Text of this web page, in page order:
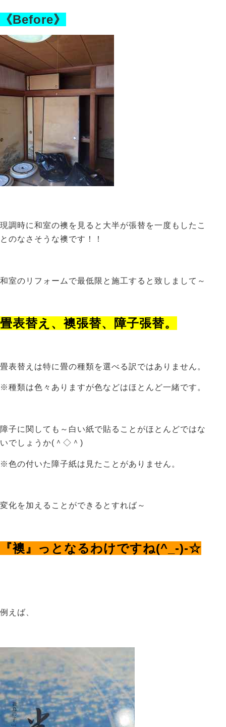
《Before》
現調時に和室の襖を見ると大半が張替を一度もしたこ
とのなさそうな襖です！！
和室のリフォームで最低限と施工すると致しまして～
畳表替え、襖張替、障子張替。
畳表替えは特に畳の種類を選べる訳ではありません。
※種類は色々ありますが色などはほとんど一緒です。
障子に関しても～白い紙で貼ることがほとんどではな
いでしょうか(＾◇＾)
※色の付いた障子紙は見たことがありません。
変化を加えることができるとすれば～
『襖』っとなるわけですね(^_-)-☆
例えば、